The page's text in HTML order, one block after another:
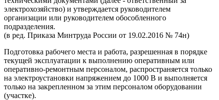
электрохозяйство) и утверждается руководителем
организации или руководителем обособленного
подразделения.
(в ред. Приказа Минтруда России от 19.02.2016 № 74н)
Подготовка рабочего места и работа, разрешенная в порядке
текущей эксплуатации к выполнению оперативным или
оперативно-ремонтным персоналом, распространяется только
на электроустановки напряжением до 1000 В и выполняется
только на закрепленном за этим персоналом оборудовании
(участке).